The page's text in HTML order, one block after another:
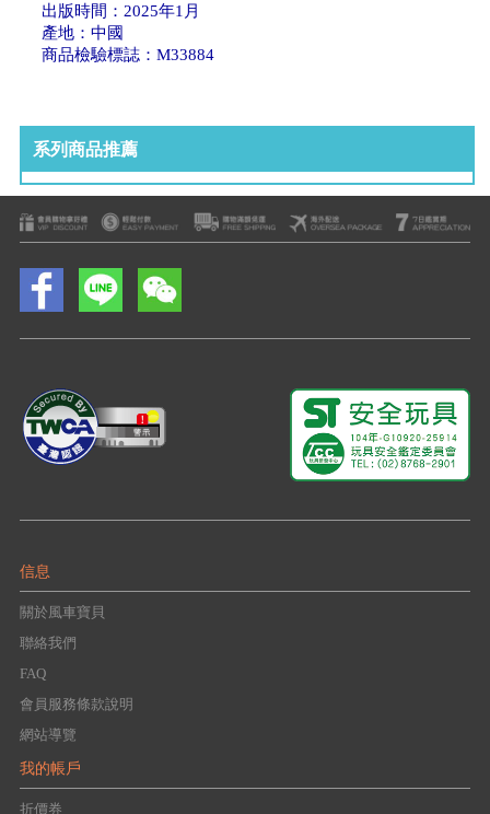
出版時間：2025年1月
產地：中國
商品檢驗標誌：M33884
系列商品推薦
信息
關於風車寶貝
聯絡我們
FAQ
會員服務條款說明
網站導覽
我的帳戶
折價券